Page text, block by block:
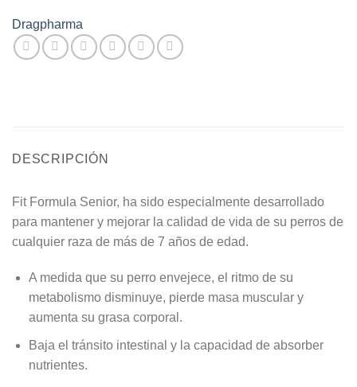
Dragpharma
DESCRIPCIÓN
Fit Formula Senior, ha sido especialmente desarrollado
para mantener y mejorar la calidad de vida de su perros de
cualquier raza de más de 7 años de edad.
A medida que su perro envejece, el ritmo de su
metabolismo disminuye, pierde masa muscular y
aumenta su grasa corporal.
Baja el tránsito intestinal y la capacidad de absorber
nutrientes.